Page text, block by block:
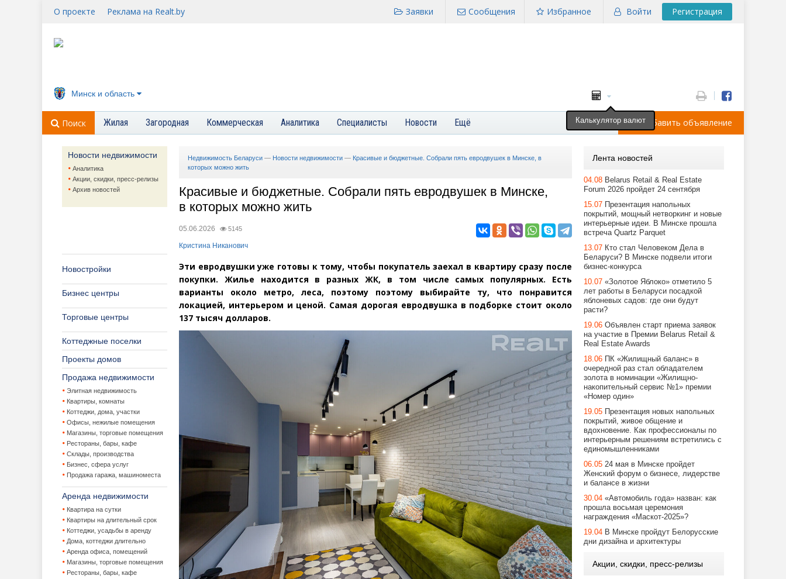
О проекте Реклама на Realt.by Войти Регистрация
Избранное
Сообщения
Заявки
Минск и область
Поиск Жилая Загородная Коммерческая Аналитика Специалисты Новости Ещё Добавить объявление
Новости недвижимости
Аналитика
Акции, скидки, пресс-релизы
Архив новостей
Новостройки
Бизнес центры
Торговые центры
Коттеджные поселки
Проекты домов
Продажа недвижимости
Элитная недвижимость
Квартиры, комнаты
Коттеджи, дома, участки
Офисы, нежилые помещения
Магазины, торговые помещения
Рестораны, бары, кафе
Склады, производства
Бизнес, сфера услуг
Продажа гаража, машиноместа
Аренда недвижимости
Квартира на сутки
Квартиры на длительный срок
Коттеджи, усадьбы в аренду
Дома, коттеджи длительно
Аренда офиса, помещений
Магазины, торговые помещения
Рестораны, бары, кафе
Недвижимость Беларуси — Новости недвижимости — Красивые и бюджетные. Собрали пять евродвушек в Минске, в
которых можно жить
Красивые и бюджетные. Собрали пять евродвушек в Минске,
в которых можно жить
05.06.2026 5145
Кристина Никанович
Эти евродвушки уже готовы к тому, чтобы покупатель заехал в квартиру сразу после
покупки. Жилье находится в разных ЖК, в том числе самых популярных. Есть
варианты около метро, леса, поэтому поэтому выбирайте ту, что понравится
локацией, интерьером и ценой. Самая дорогая евродвушка в подборке стоит около
137 тысяч долларов.
Лента новостей
04.08 Belarus Retail & Real Estate
Forum 2026 пройдет 24 сентября
15.07 Презентация напольных
покрытий, мощный нетворкинг и новые
интерьерные идеи. В Минске прошла
встреча Quartz Parquet
13.07 Кто стал Человеком Дела в
Беларуси? В Минске подвели итоги
бизнес-конкурса
10.07 «Золотое Яблоко» отметило 5
лет работы в Беларуси посадкой
яблоневых садов: где они будут
расти?
19.06 Объявлен старт приема заявок
на участие в Премии Belarus Retail &
Real Estate Awards
18.06 ПК «Жилищный баланс» в
очередной раз стал обладателем
золота в номинации «Жилищно-
накопительный сервис №1» премии
«Номер один»
19.05 Презентация новых напольных
покрытий, живое общение и
вдохновение. Как профессионалы по
интерьерным решениям встретились с
единомышленниками
06.05 24 мая в Минске пройдет
Женский форум о бизнесе, лидерстве
и балансе в жизни
30.04 «Автомобиль года» назван: как
прошла восьмая церемония
награждения «Маскот-2025»?
19.04 В Минске пройдут Белорусские
дни дизайна и архитектуры
Акции, скидки, пресс-релизы
Калькулятор валют